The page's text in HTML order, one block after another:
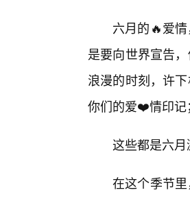
六月的🔥爱
是要向世界宣告
浪漫的时刻，许
你们的爱❤️情印记
这些都是六
在这个季节